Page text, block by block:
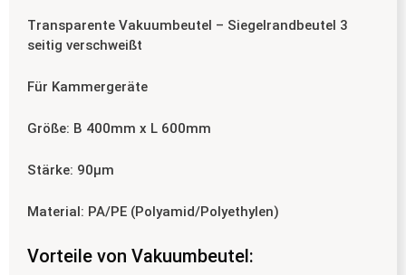
Transparente Vakuumbeutel – Siegelrandbeutel 3
seitig verschweißt
Für Kammergeräte
Größe: B 400mm x L 600mm
Stärke: 90µm
Material: PA/PE (Polyamid/Polyethylen)
Vorteile von Vakuumbeutel: